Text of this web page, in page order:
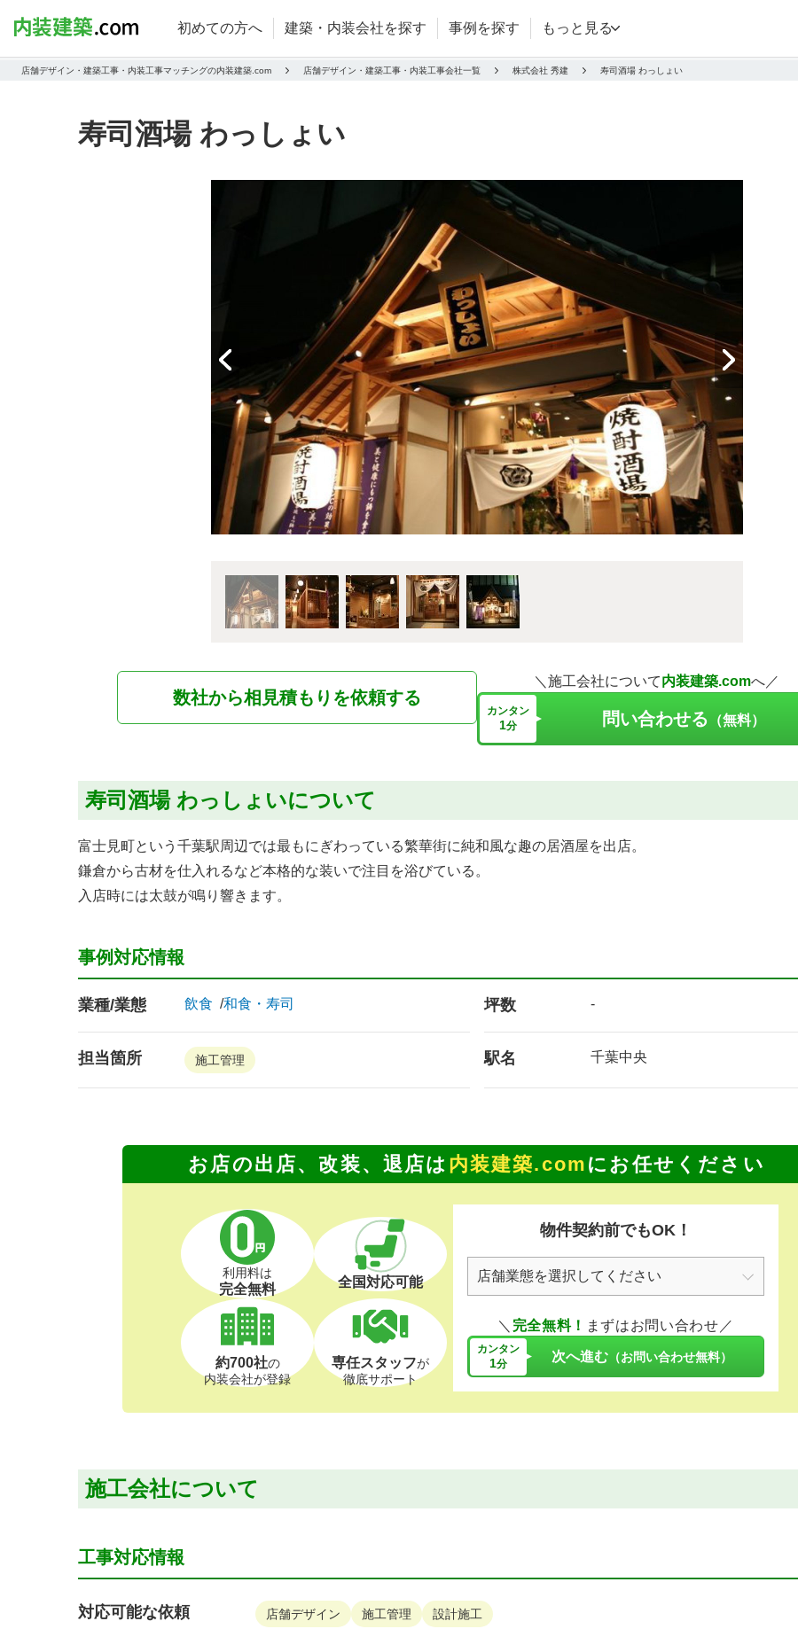
初めての方へ 建築・内装会社を探す 事例を探す もっと見る
店舗デザイン・建築工事・内装工事マッチングの内装建築.com 店舗デザイン・建築工事・内装工事会社一覧 株式会社 秀建 寿司酒場 わっしょい
寿司酒場 わっしょい
数社から相見積もりを依頼する
＼施工会社について内装建築.comへ／
カンタン
1分 問い合わせる （無料）
寿司酒場 わっしょいについて
富士見町という千葉駅周辺では最もにぎわっている繁華街に純和風な趣の居酒屋を出店。
鎌倉から古材を仕入れるなど本格的な装いで注目を浴びている。
入店時には太鼓が鳴り響きます。
事例対応情報
業種/業態 飲食 和食・寿司 坪数 -
担当箇所 施工管理 駅名 千葉中央
お店の出店、改装、退店は 内装建築.com にお任せください
利用料は
完全無料 全国対応可能
約700社の
内装会社が登録
専任スタッフが
徹底サポート
物件契約前でもOK！
＼ 完全無料！ まずはお問い合わせ／
カンタン
1分 次へ進む （お問い合わせ無料）
施工会社について
工事対応情報
対応可能な依頼 店舗デザイン 施工管理 設計施工